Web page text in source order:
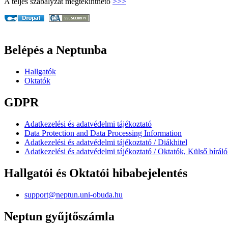
Belépés a Neptunba
Hallgatók
Oktatók
GDPR
Adatkezelési és adatvédelmi tájékoztató
Data Protection and Data Processing Information
Adatkezelési és adatvédelmi tájékoztató / Diákhitel
Adatkezelési és adatvédelmi tájékoztató / Oktatók, Külső
Hallgatói és Oktatói hibabejelentés
support@neptun.uni-obuda.hu
Neptun gyűjtőszámla